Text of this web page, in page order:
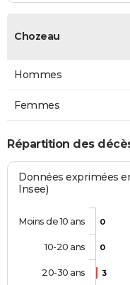
Chozeau
Hommes
Femmes
Répartition des
Données exprimées
Insee)
0
0
3
Moins de 10 ans
10-20 ans
20-30 ans